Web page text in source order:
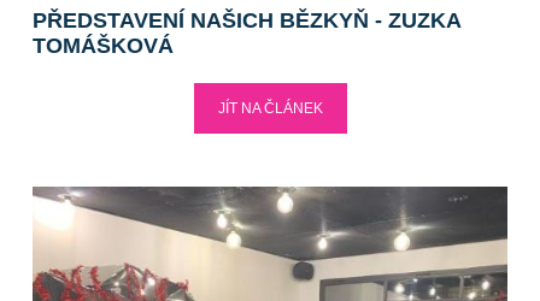
PŘEDSTAVENÍ NAŠICH BĚZKYŇ - ZUZKA
TOMÁŠKOVÁ
JÍT NA ČLÁNEK